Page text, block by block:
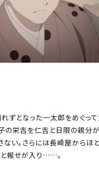
ずとなった一太郎をめぐって
の栄吉を仁吉と日限の親分
ない。さらには長崎屋からほ
報せが入り……。